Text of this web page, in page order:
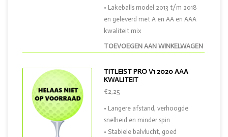
TOEVOEGEN AAN WINKELWAGEN
• Lakeballs model 2013 t/m 2018
en geleverd met A en AA en AAA
kwaliteit mix
TITLEIST PRO V1 2020 AAA
KWALITEIT
€2,25
• Langere afstand, verhoogde
snelheid en minder spin
• Stabiele balvlucht, goed